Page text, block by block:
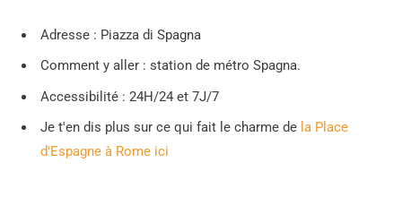
Adresse : Piazza di Spagna
Comment y aller : station de métro Spagna.
Accessibilité : 24H/24 et 7J/7
Je t'en dis plus sur ce qui fait le charme de la Place
d'Espagne à Rome ici